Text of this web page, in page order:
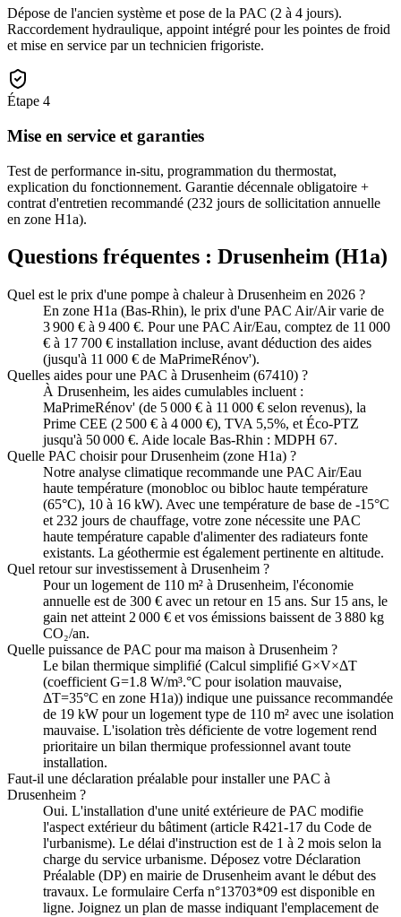
Dépose de l'ancien système et pose de la PAC (2 à 4 jours).
Raccordement hydraulique, appoint intégré pour les pointes de froid
et mise en service par un technicien frigoriste.
Étape 4
Mise en service et garanties
Test de performance in-situ, programmation du thermostat,
explication du fonctionnement. Garantie décennale obligatoire +
contrat d'entretien recommandé (232 jours de sollicitation annuelle
en zone H1a).
Questions fréquentes : Drusenheim (H1a)
Quel est le prix d'une pompe à chaleur à Drusenheim en 2026 ?
En zone H1a (Bas-Rhin), le prix d'une PAC Air/Air varie de
3 900 € à 9 400 €. Pour une PAC Air/Eau, comptez de 11 000
€ à 17 700 € installation incluse, avant déduction des aides
(jusqu'à 11 000 € de MaPrimeRénov').
Quelles aides pour une PAC à Drusenheim (67410) ?
À Drusenheim, les aides cumulables incluent :
MaPrimeRénov' (de 5 000 € à 11 000 € selon revenus), la
Prime CEE (2 500 € à 4 000 €), TVA 5,5%, et Éco-PTZ
jusqu'à 50 000 €. Aide locale Bas-Rhin : MDPH 67.
Quelle PAC choisir pour Drusenheim (zone H1a) ?
Notre analyse climatique recommande une PAC Air/Eau
haute température (monobloc ou bibloc haute température
(65°C), 10 à 16 kW). Avec une température de base de -15°C
et 232 jours de chauffage, votre zone nécessite une PAC
haute température capable d'alimenter des radiateurs fonte
existants. La géothermie est également pertinente en altitude.
Quel retour sur investissement à Drusenheim ?
Pour un logement de 110 m² à Drusenheim, l'économie
annuelle est de 300 € avec un retour en 15 ans. Sur 15 ans, le
gain net atteint 2 000 € et vos émissions baissent de 3 880 kg
CO₂/an.
Quelle puissance de PAC pour ma maison à Drusenheim ?
Le bilan thermique simplifié (Calcul simplifié G×V×ΔT
(coefficient G=1.8 W/m³.°C pour isolation mauvaise,
ΔT=35°C en zone H1a)) indique une puissance recommandée
de 19 kW pour un logement type de 110 m² avec une isolation
mauvaise. L'isolation très déficiente de votre logement rend
prioritaire un bilan thermique professionnel avant toute
installation.
Faut-il une déclaration préalable pour installer une PAC à
Drusenheim ?
Oui. L'installation d'une unité extérieure de PAC modifie
l'aspect extérieur du bâtiment (article R421-17 du Code de
l'urbanisme). Le délai d'instruction est de 1 à 2 mois selon la
charge du service urbanisme. Déposez votre Déclaration
Préalable (DP) en mairie de Drusenheim avant le début des
travaux. Le formulaire Cerfa n°13703*09 est disponible en
ligne. Joignez un plan de masse indiquant l'emplacement de